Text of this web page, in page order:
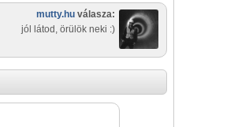
mutty.hu válasza:
jól látod, örülök neki :)